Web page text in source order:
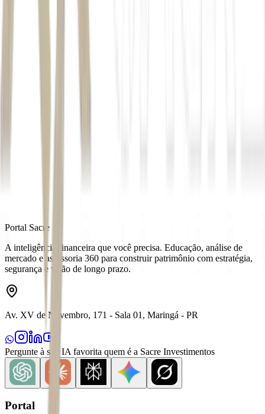
Portal Sacre
A inteligência financeira que você precisa. Educação, análise de
mercado e assessoria 360 para construir patrimônio com estratégia,
segurança e visão de longo prazo.
Av. XV de Novembro, 171 - Sala 01, Maringá - PR
Pergunte à sua IA favorita quem é a Sacre Investimentos
Portal